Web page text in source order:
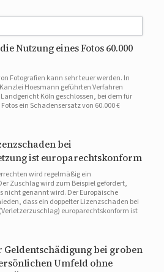
Nutzung eines Fotos 60.000
Fotografien kann sehr teuer werden. In
Hoesmann geführten Verfahren
Köln geschlossen, bei dem für
ein Schadensersatz von 60.000 €
bei
ist europarechtskonform
wird regelmäßig ein
Zuschlag wird zum Beispiel gefordert,
nicht genannt wird. Der Europäische
dass ein doppelter Lizenzschaden bei
europarechtskonform ist
Geldentschädigung bei groben
Umfeld ohne